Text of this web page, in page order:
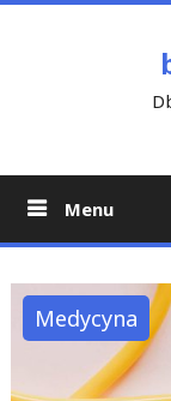
Menu
Medycyna